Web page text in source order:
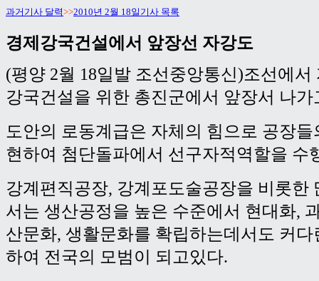
과거기사 달력>>2010년 2월 18일기사 목록
경제강국건설에서 앞장선 자강도
(평양 2월 18일발 조선중앙통신)조선에서
강국건설을 위한 총진군에서 앞장서 나가
도안의 로동계급은 자체의 힘으로 공장들
현하여 첨단돌파에서 선구자적역할을 수
강계편직공장, 강계포도술공장을 비롯한
서는 생산공정을 높은 수준에서 현대화,
산문화, 생활문화를 확립하는데서도 커
하여 전국의 모범이 되고있다.